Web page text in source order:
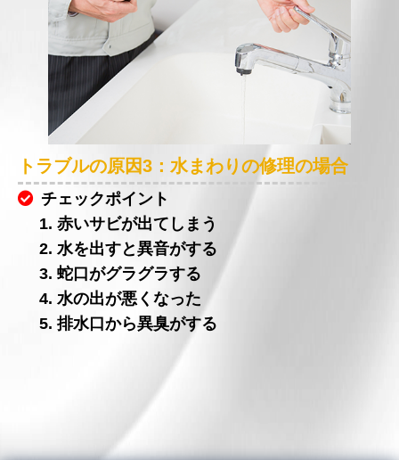
トラブルの原因3：水まわりの修理の場合
チェックポイント
1. 赤いサビが出てしまう
2. 水を出すと異音がする
3. 蛇口がグラグラする
4. 水の出が悪くなった
5. 排水口から異臭がする